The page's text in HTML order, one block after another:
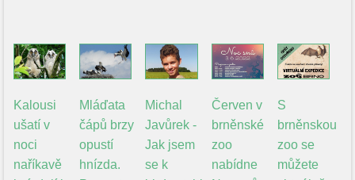
Kalousi
ušatí v
noci
naříkavě
Mláďata
čápů brzy
opustí
hnízda.
Michal
Javůrek -
Jak jsem
se k
Červen v
brněnské
zoo
nabídne
S
brněnskou
zoo se
můžete